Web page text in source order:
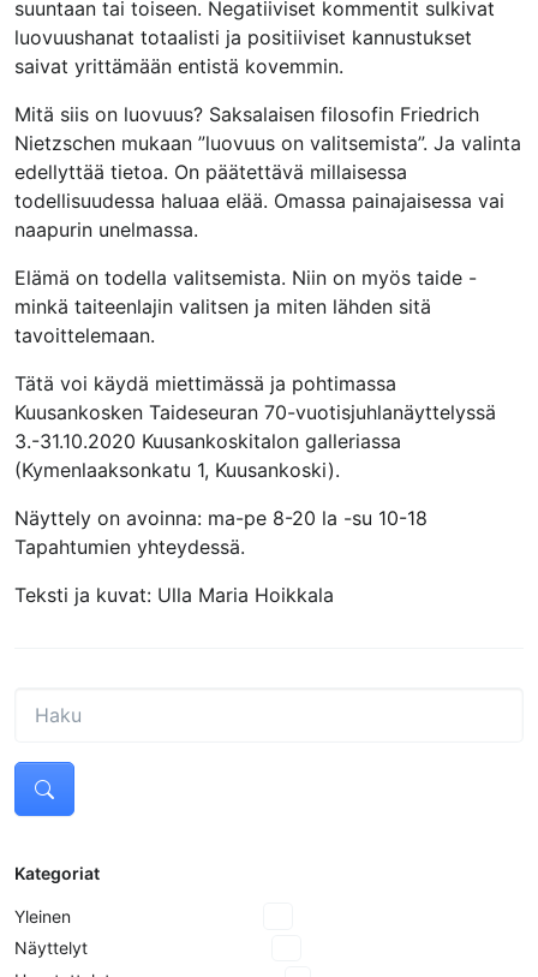
suuntaan tai toiseen. Negatiiviset kommentit sulkivat
luovuushanat totaalisti ja positiiviset kannustukset
saivat yrittämään entistä kovemmin.
Mitä siis on luovuus? Saksalaisen filosofin Friedrich
Nietzschen mukaan ”luovuus on valitsemista”. Ja valinta
edellyttää tietoa. On päätettävä millaisessa
todellisuudessa haluaa elää. Omassa painajaisessa vai
naapurin unelmassa.
Elämä on todella valitsemista. Niin on myös taide -
minkä taiteenlajin valitsen ja miten lähden sitä
tavoittelemaan.
Tätä voi käydä miettimässä ja pohtimassa
Kuusankosken Taideseuran 70-vuotisjuhlanäyttelyssä
3.-31.10.2020 Kuusankoskitalon galleriassa
(Kymenlaaksonkatu 1, Kuusankoski).
Näyttely on avoinna: ma-pe 8-20 la -su 10-18
Tapahtumien yhteydessä.
Teksti ja kuvat: Ulla Maria Hoikkala
Kategoriat
Yleinen
Näyttelyt